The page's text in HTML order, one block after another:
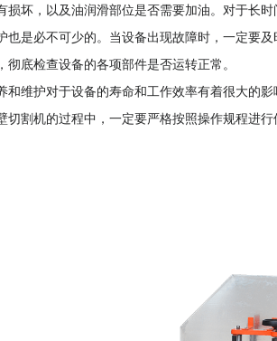
损坏，以及油润滑部位是否需要加油。对于长时
是必不可少的。当设备出现故障时，一定要及
彻底检查设备的各项部件是否运转正常。
维护对于设备的寿命和工作效率有着很大的影
切割机的过程中，一定要严格按照操作规程进